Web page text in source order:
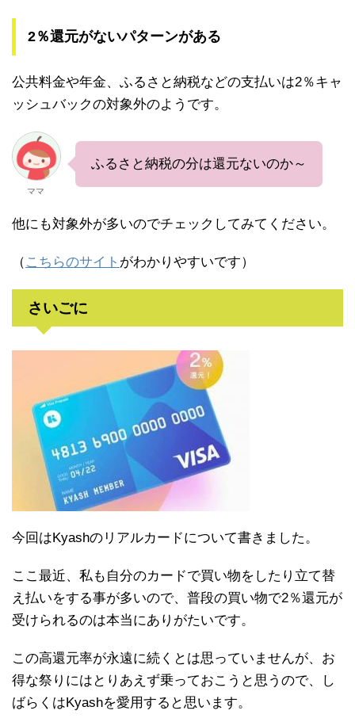
2％還元がないパターンがある
公共料金や年金、ふるさと納税などの支払いは2％キャ
ッシュバックの対象外のようです。
ママ
ふるさと納税の分は還元ないのか～
他にも対象外が多いのでチェックしてみてください。
（ こちらのサイト がわかりやすいです）
さいごに
今回はKyashのリアルカードについて書きました。
ここ最近、私も自分のカードで買い物をしたり立て替
え払いをする事が多いので、普段の買い物で2％還元が
受けられるのは本当にありがたいです。
この高還元率が永遠に続くとは思っていませんが、お
得な祭りにはとりあえず乗っておこうと思うので、し
ばらくはKyashを愛用すると思います。